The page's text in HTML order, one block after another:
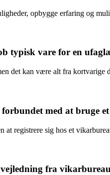
opbygge erfaring og
typisk vare for en
det kan være alt fra kortvarige
med at bruge
at registrere sig hos et
fra